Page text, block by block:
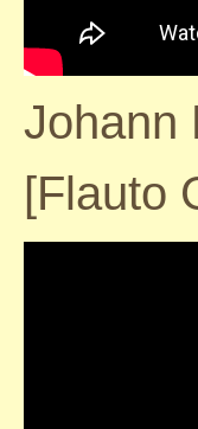
Johann
[Flauto